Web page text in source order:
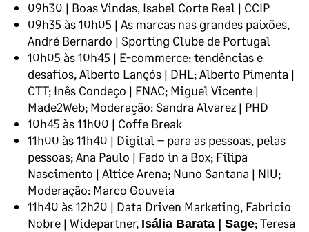
09h30 | Boas Vindas, Isabel Corte Real | CCIP
09h35 às 10h05 | As marcas nas grandes paixões,
André Bernardo | Sporting Clube de Portugal
10h05 às 10h45 | E-commerce: tendências e
desafios, Alberto Lançós | DHL; Alberto Pimenta |
CTT; Inês Condeço | FNAC; Miguel Vicente |
Made2Web; Moderação: Sandra Alvarez | PHD
10h45 às 11h00 | Coffe Break
11h00 às 11h40 | Digital – para as pessoas, pelas
pessoas; Ana Paulo | Fado in a Box; Filipa
Nascimento | Altice Arena; Nuno Santana | NIU;
Moderação: Marco Gouveia
11h40 às 12h20 | Data Driven Marketing, Fabricio
Nobre | Widepartner, Isália Barata | Sage; Teresa